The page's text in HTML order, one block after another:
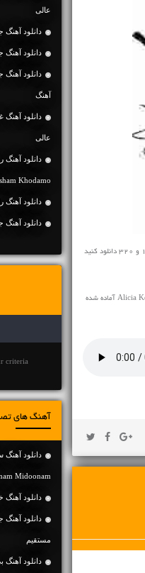
برای صاحبان وبلاگ و سایت که تمایل به پخش آنلاین این اهنگ در سایت یا وبلاگشان دارند کد پخش آنلاین آهنگ Alicia Keys NO ONE آماده شده
عالی
دانلود آهنگ جديد
دانلود آهنگ جديد
آهنگ
دانلود
عالی
Khodamo
دانلود آهنگ
دانلود آهنگ
criteria.
آهنگ های
Midoonam
دانلود آهنگ
دانلود آهنگ
مستقیم